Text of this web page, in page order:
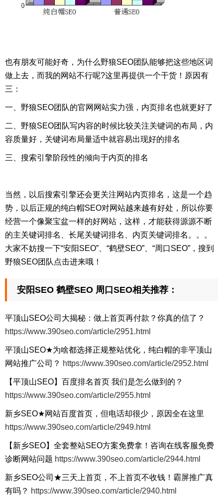
也有朋友可能好奇，为什么野狼SEO团队能够把这些地区词
做上去，而我的网站不行呢?这里再提供一个干货！原因有
三：
一、野狼SEO团队的官网网站实力强，内页排名也就更好了
二、野狼SEO团队写内容的时候比较关注关键词的布局，内
容质量好，关键词布局量适中就容易出现好的排名
三、搜索引擎阶段性的倾向于内页的排名
当然，以后搜索引擎还会更关注网站内页排名，这是一个趋
势，以后正规的纯白帽SEO对网站越来越有好处，所以你要
经营一个像聚宝盆一样的好网站，这样，才能获得源源不断
的主关键词排名、长尾关键词排名、内页关键词排名。。。
大家不妨搜一下“安阳SEO”、“鹤壁SEO”、“周口SEO”，搜到
野狼SEO团队点击进来哦！
安阳SEO 鹤壁SEO 周口SEO相关推荐：
平顶山SEO公司大揭秘：做上首页再付款？你真的信了？
https://www.390seo.com/article/2951.html
平顶山SEO★为啥都选择正规整站优化，纯白帽的非平顶山
网站推广公司？ https://www.390seo.com/article/2952.html
【平顶山SEO】百度排名首页 我们是怎么做到的？
https://www.390seo.com/article/2955.html
新乡SEO★网站百度首页，但电话却很少，原因全在这里
https://www.390seo.com/article/2949.html
【新乡SEO】全套整站SEO方案免费拿！咨询在线客服免费
诊断网站问题 https://www.390seo.com/article/2944.html
新乡SEO公司★三天上首页，不上首页不收钱！霸屏推广真
有吗？ https://www.390seo.com/article/2940.html